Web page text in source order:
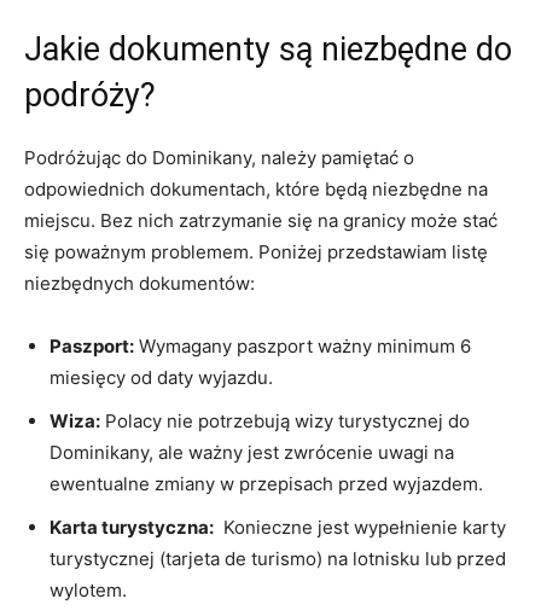
Jakie dokumenty⁣ są niezbędne do
podróży?
Podróżując do Dominikany, należy‍ pamiętać o
odpowiednich dokumentach, które będą niezbędne na
miejscu. Bez nich zatrzymanie się na granicy ​może stać
się poważnym problemem. Poniżej przedstawiam listę
niezbędnych dokumentów:
Paszport: Wymagany paszport ważny minimum 6‍
miesięcy ⁣od daty wyjazdu.
Wiza: Polacy nie potrzebują wizy ⁣turystycznej do
Dominikany,​ ale⁣ ważny jest zwrócenie uwagi na
ewentualne zmiany w przepisach przed wyjazdem.
Karta turystyczna: ‍ Konieczne jest wypełnienie karty
turystycznej (tarjeta de turismo) na lotnisku lub przed
wylotem.